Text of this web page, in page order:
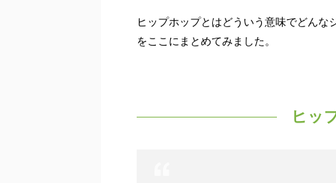
ヒップホップとはどういう意味でどん
をここにまとめてみました。
ヒッ